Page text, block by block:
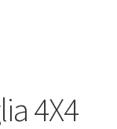
4X4